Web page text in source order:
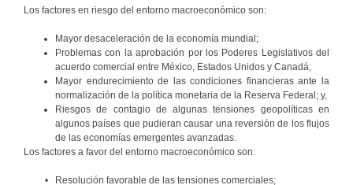
Los factores en riesgo del entorno macroeconómico son:
Mayor desaceleración de la economía mundial;
Problemas con la aprobación por los Poderes Legislativos del
acuerdo comercial entre México, Estados Unidos y Canadá;
Mayor endurecimiento de las condiciones financieras ante la
normalización de la política monetaria de la Reserva Federal; y,
Riesgos de contagio de algunas tensiones geopolíticas en
algunos países que pudieran causar una reversión de los flujos
de las economías emergentes avanzadas.
Los factores a favor del entorno macroeconómico son:
• Resolución favorable de las tensiones comerciales;